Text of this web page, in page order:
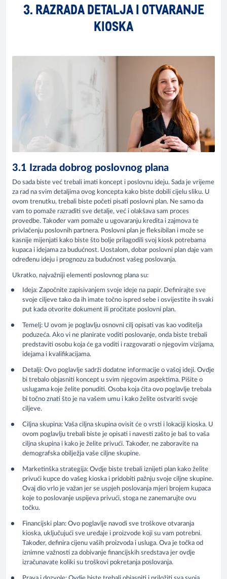
3. RAZRADA DETALJA I OTVARANJE
KIOSKA
3.1 Izrada dobrog poslovnog plana
Do sada biste već trebali imati koncept i poslovnu ideju. Sada je vrijeme
za rad na svim detaljima ovog koncepta kako biste dobili cijelu sliku. U
ovom trenutku, trebali biste početi pisati poslovni plan. Ne samo da
vam to pomaže razraditi sve detalje, već i olakšava sam proces
provedbe. Također vam pomaže u ugovaranju kredita i zajmova te
privlačenju poslovnih partnera. Poslovni plan je fleksibilan i može se
kasnije mijenjati kako biste što bolje prilagodili svoj kiosk potrebama
kupaca i idejama za budućnost. Uostalom, dobar poslovni plan daje vam
određenu ideju i prognozu za budućnost vašeg poslovanja.
Ukratko, najvažniji elementi poslovnog plana su:
Ideja: Započnite zapisivanjem svoje ideje na papir. Definirajte sve
svoje ciljeve tako da ih imate točno ispred sebe i osvijestite ih svaki
put kada otvorite dokument ili pročitate poslovni plan.
Temelj: U ovom je poglavlju osnovni cilj opisati vas kao voditelja
poduzeća. Ako vi ne planirate voditi poslovanje, onda biste trebali
predstaviti osobu koja će ga voditi i razgovarati o njegovim vizijama,
idejama i kvalifikacijama.
Detalji: Ovo poglavlje sadrži dodatne informacije o vašoj ideji. Ovdje
bi trebalo objasniti koncept u svim njegovim aspektima. Pišite o
uslugama koje želite ponuditi. Osoba koja čita ovo poglavlje trebala
bi točno znati što je na vašem umu i kako želite ostvariti svoje
ciljeve.
Ciljna skupina: Vaša ciljna skupina ovisit će o vrsti i lokaciji kioska. U
ovom poglavlju trebali biste je opisati i navesti zašto je baš to vaša
ciljna skupina i kako je želite privući. Također, ne zaboravite na
demografska obilježja vaše ciljne skupine.
Marketinška strategija: Ovdje biste trebali iznijeti plan kako želite
privući kupce do vašeg kioska i pridobiti pažnju svoje ciljne skupine.
Ovaj dio vrlo je važan jer se uspjeh poslovanja mjeri brojem kupaca
koje to poslovanje uspijeva privući, stoga ne zanemarujte ovu
točku.
Financijski plan: Ovo poglavlje navodi sve troškove otvaranja
kioska, uključujući sve uređaje i proizvode koji su vam potrebni.
Također, definira cijenu vaših proizvoda i usluga. Ova je točka od
iznimne važnosti za dobivanje financijskih sredstava jer ovdje
izračunavate koliki su troškovi pokretanja poslovanja.